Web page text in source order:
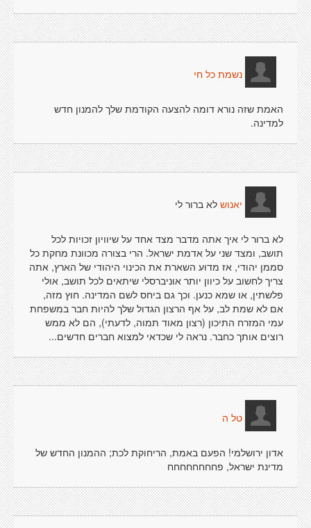
נשמת כל חי
האמת שזה נורא דומה להצעה הקודמת שלך להמנון חדש
למדינה.
יאנוש לא ברור לי
לא ברור לי איך אתה מדבר מצד אחד על שיוויון זכויות לכל
תושב, ומצד שני על אדמת ישראל. הרי בצורה מכוונת מחקת כל
סממן יהודי, אז מדוע השארת את הכינוי היהודי של הארץ, אתה
צריך לחשוב על כיוון יותר אוניברסלי שיתאים לכל תושב, אולי
פלשתין, או שמא כנען. וכך גם ביחס לשם המדינה. חוץ מזה,
אם לא שמת לב, על אף הרצון הגדול שלך להיות חבר במשפחת
עמי המזרח התיכון (רצון מאוד תמוה, לדעתי), הם לא ממש
רוצים אותך כחבר. נראה לי שכדאי למצוא חברים חדשים...
טל ה
אדון ירושלמי! הפעם באמת, הריחוקת לכת; ההמנון החדש של
מדינת ישראל, פחחחחחחחח